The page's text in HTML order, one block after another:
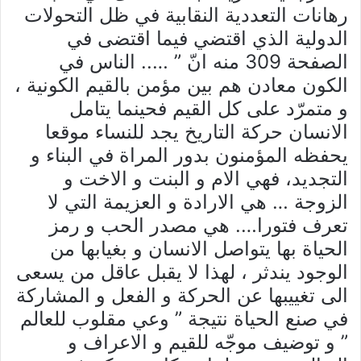
رهانات التعددية النقابية في ظل التحولات
الدولية الذي اقتضي فيما اقتضى في
الصفحة 309 منه انّ ” ….. الناس في
الكون معادن هم بين مؤمن بالقيم الكونية ،
و متمرّد على كل القيم فحينما يتامل
الانسان حركة التاريخ يجد للنساء موقعا
يحفظه المؤمنون بدور المراة في البناء و
التجديد، فهي الام و البنت و الاخت و
الزوجة … هي الارادة و العزيمة التي لا
تعرف فتورا…. هي مصدر الحب و رمز
الحياة بها يتواصل الانسان و بغيابها من
الوجود يندثر ، لهذا لا يقبل عاقل من يسعى
الى تغييبها عن الحركة و الفعل و المشاركة
في صنع الحياة نتيجة ” وعي مقلوب للعالم
” و توضيف موجّه للقيم و الاعراف و